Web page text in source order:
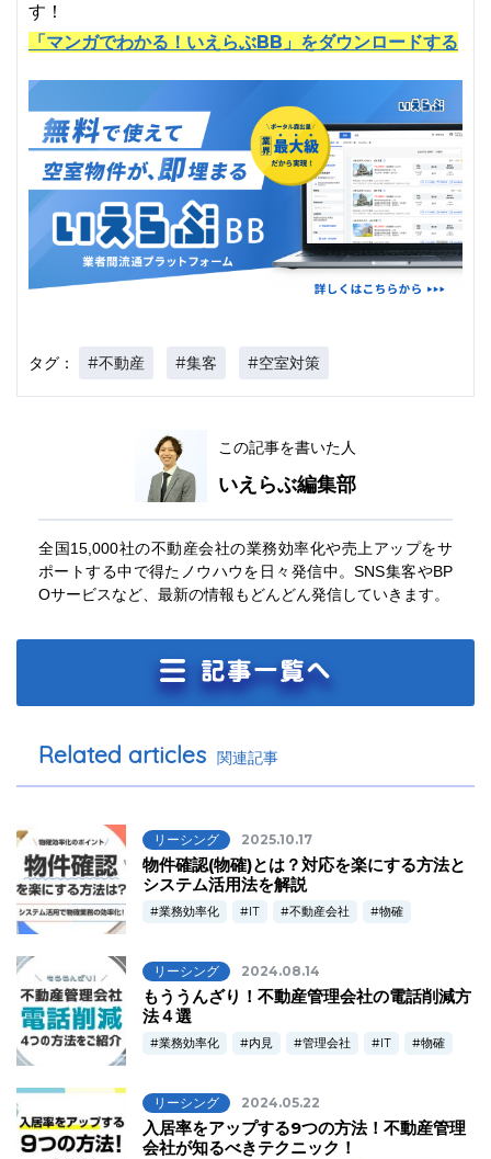
す！
「マンガでわかる！いえらぶBB」をダウンロードする
タグ： #不動産 #集客 #空室対策
この記事を書いた人
いえらぶ編集部
全国15,000社の不動産会社の業務効率化や売上アップをサ
ポートする中で得たノウハウを日々発信中。SNS集客やBP
Oサービスなど、最新の情報もどんどん発信していきます。
Related articles 関連記事
リーシング 2025.10.17
物件確認(物確)とは？対応を楽にする方法と
システム活用法を解説
業務効率化 IT 不動産会社 物確
リーシング 2024.08.14
もううんざり！不動産管理会社の電話削減方
法４選
業務効率化 内見 管理会社 IT 物確
リーシング 2024.05.22
入居率をアップする9つの方法！不動産管理
会社が知るべきテクニック！